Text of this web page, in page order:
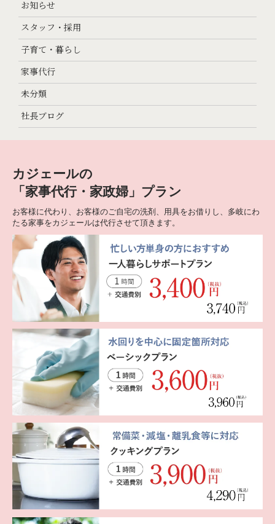
お知らせ
スタッフ・採用
子育て・暮らし
家事代行
未分類
社長ブログ
カジェールの
「家事代行・家政婦」プラン
お客様に代わり、お客様のご自宅の洗剤、用具をお借りし、多岐にわ
たる家事をカジェールは代行させて頂きます。